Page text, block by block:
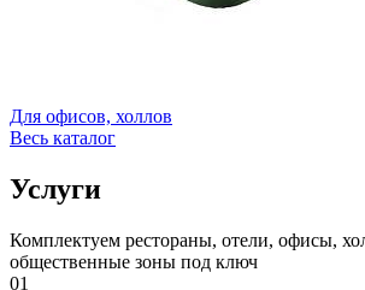
Для офисов, холлов
Весь каталог
Услуги
Комплектуем рестораны, отели, офисы,
общественные зоны под ключ
01